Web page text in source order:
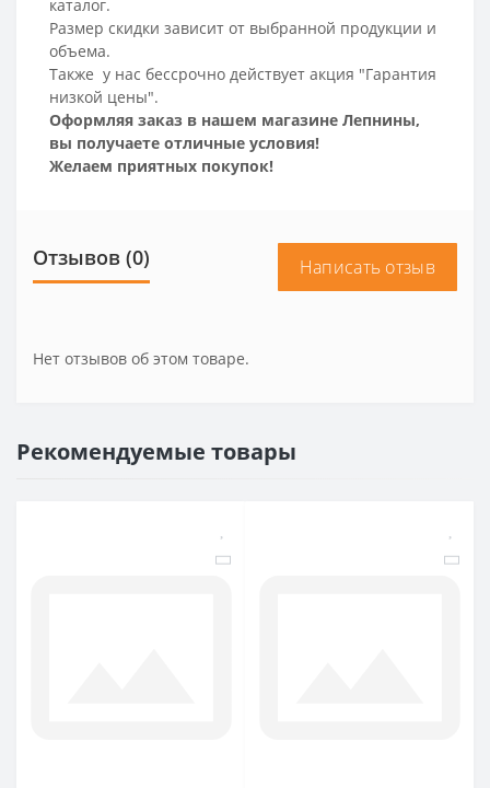
каталог.
Размер скидки зависит от выбранной продукции и
объема.
Также у нас бессрочно действует акция "Гарантия
низкой цены".
Оформляя заказ в нашем магазине Лепнины,
вы получаете отличные условия!
Желаем приятных покупок!
Отзывов (0) Написать отзыв
Нет отзывов об этом товаре.
Рекомендуемые товары